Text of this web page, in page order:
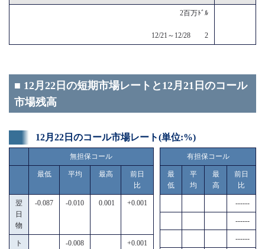
2百万ﾄﾞﾙ
12/21～12/28 2
■ 12月22日の短期市場レートと12月21日のコール
市場残高
12月22日のコール市場レート(単位:%)
無担保コール
最低 平均 最高
前日
比
翌
日
物
-0.087 -0.010 0.001 +0.001
ト
-0.008 +0.001
有担保コール
最
低
平
均
最
高
前日
比
------
------
------